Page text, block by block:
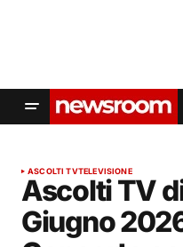
ASCOLTI TVTELEVISIONE
Ascolti TV
Giugno